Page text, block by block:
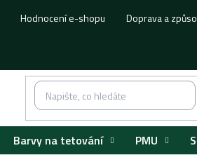
Hodnocení e-shopu Doprava a
Barvy na tetování PMU